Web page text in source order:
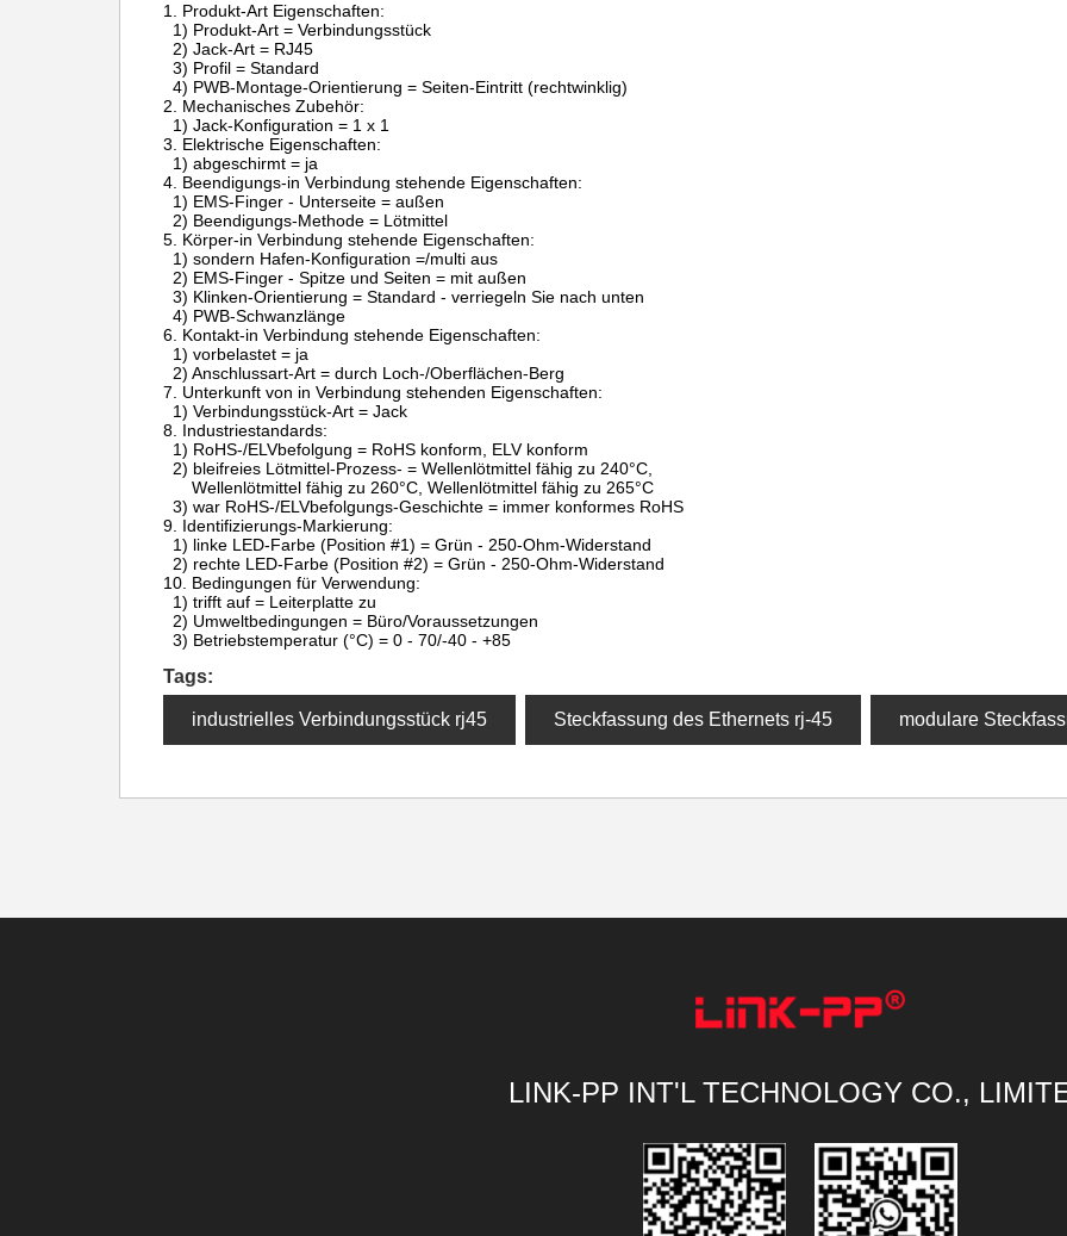
1. Produkt-Art Eigenschaften:
1) Produkt-Art = Verbindungsstück
2) Jack-Art = RJ45
3) Profil = Standard
4) PWB-Montage-Orientierung = Seiten-Eintritt (rechtwinklig)
2. Mechanisches Zubehör:
1) Jack-Konfiguration = 1 x 1
3. Elektrische Eigenschaften:
1) abgeschirmt = ja
4. Beendigungs-in Verbindung stehende Eigenschaften:
1) EMS-Finger - Unterseite = außen
2) Beendigungs-Methode = Lötmittel
5. Körper-in Verbindung stehende Eigenschaften:
1) sondern Hafen-Konfiguration =/multi aus
2) EMS-Finger - Spitze und Seiten = mit außen
3) Klinken-Orientierung = Standard - verriegeln Sie nach unten
4) PWB-Schwanzlänge
6. Kontakt-in Verbindung stehende Eigenschaften:
1) vorbelastet = ja
2) Anschlussart-Art = durch Loch-/Oberflächen-Berg
7. Unterkunft von in Verbindung stehenden Eigenschaften:
1) Verbindungsstück-Art = Jack
8. Industriestandards:
1) RoHS-/ELVbefolgung = RoHS konform, ELV konform
2) bleifreies Lötmittel-Prozess- = Wellenlötmittel fähig zu 240°C,
Wellenlötmittel fähig zu 260°C, Wellenlötmittel fähig zu 265°C
3) war RoHS-/ELVbefolgungs-Geschichte = immer konformes RoHS
9. Identifizierungs-Markierung:
1) linke LED-Farbe (Position #1) = Grün - 250-Ohm-Widerstand
2) rechte LED-Farbe (Position #2) = Grün - 250-Ohm-Widerstand
10. Bedingungen für Verwendung:
1) trifft auf = Leiterplatte zu
2) Umweltbedingungen = Büro/Voraussetzungen
3) Betriebstemperatur (°C) = 0 - 70/-40 - +85
Tags:
industrielles Verbindungsstück rj45 Steckfassung des Ethernets rj-45 modulare
LINK-PP INT'L TECHNOLOGY CO.,